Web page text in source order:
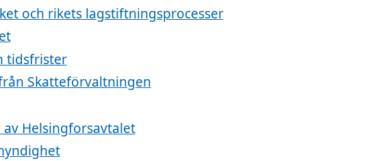
och rikets lagstiftningsprocesser
tidsfrister
Skatteförvaltningen
av Helsingforsavtalet